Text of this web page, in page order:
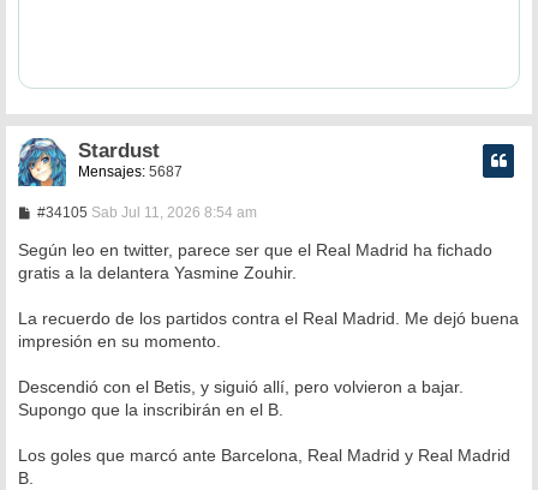
Stardust
Mensajes: 5687
#34105M
n
a
e
Sab Jul 11, 2026 8:54 am
Según leo en twitter, parece ser que el Real Madrid ha fichado
gratis a la delantera Yasmine Zouhir.
La recuerdo de los partidos contra el Real Madrid. Me dejó buena
impresión en su momento.
Descendió con el Betis, y siguió allí, pero volvieron a bajar.
Supongo que la inscribirán en el B.
Los goles que marcó ante Barcelona, Real Madrid y Real Madrid
B.